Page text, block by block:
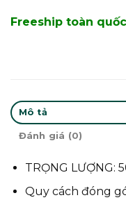
Freeship toàn quốc
Mô tả
Đánh giá (0)
TRỌNG LƯỢNG:
Quy cách đóng